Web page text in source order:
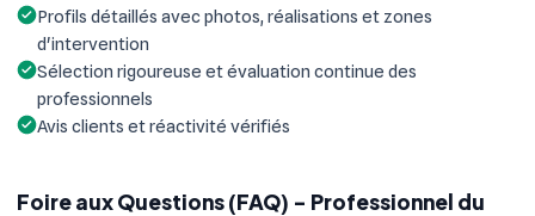
Profils détaillés avec photos, réalisations et zones
d'intervention
Sélection rigoureuse et évaluation continue des
professionnels
Avis clients et réactivité vérifiés
Foire aux Questions (FAQ) - Professionnel du